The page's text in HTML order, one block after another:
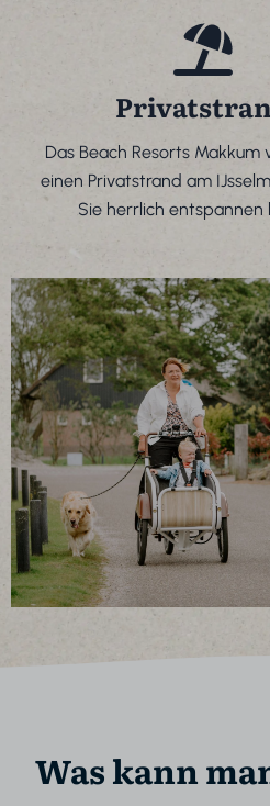
Das Beach Resorts Makkum
einen Privatstrand am
Sie herrlich entspannen
Was kann